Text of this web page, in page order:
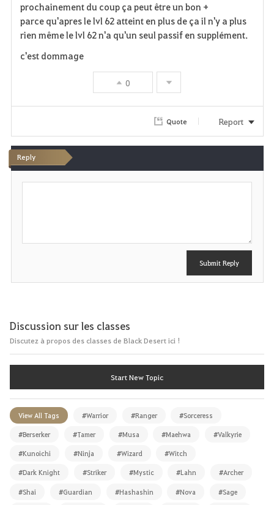
r
e
prochainement du coup ça peut être un bon +
parce qu'apres le lvl 62 atteint en plus de ça il n'y a plus
rien même le lvl 62 n'a qu'un seul passif en supplément.
c'est dommage
0
Quote Report
Reply
P
Submit Reply
Discussion sur les classes
Discutez à propos des classes de Black Desert ici !
Start New Topic
View All Tags #Warrior #Ranger #Sorceress
#Berserker #Tamer #Musa #Maehwa #Valkyrie
#Kunoichi #Ninja #Wizard #Witch
#Dark Knight #Striker #Mystic #Lahn #Archer
#Shai #Guardian #Hashashin #Nova #Sage